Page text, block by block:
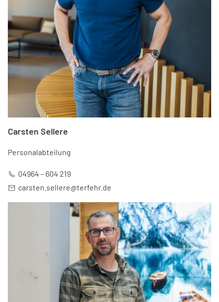
Carsten Sellere
Personalabteilung
04964 – 604 219
carsten.sellere@terfehr.de